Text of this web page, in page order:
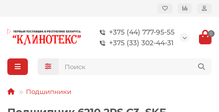
+375 (44) 777-95-55
+375 (33) 302-44-31
0
Подшипники